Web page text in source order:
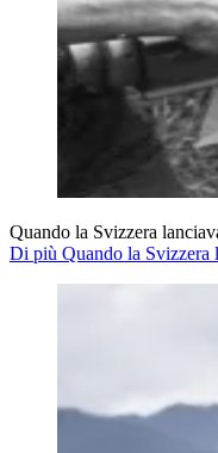
Quando la Svizzera
Di più Quando la Svizzera